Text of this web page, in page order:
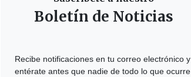
Boletín de Noticias
Recibe notificaciones en tu correo electrónico y
entérate antes que nadie de todo lo que ocurre